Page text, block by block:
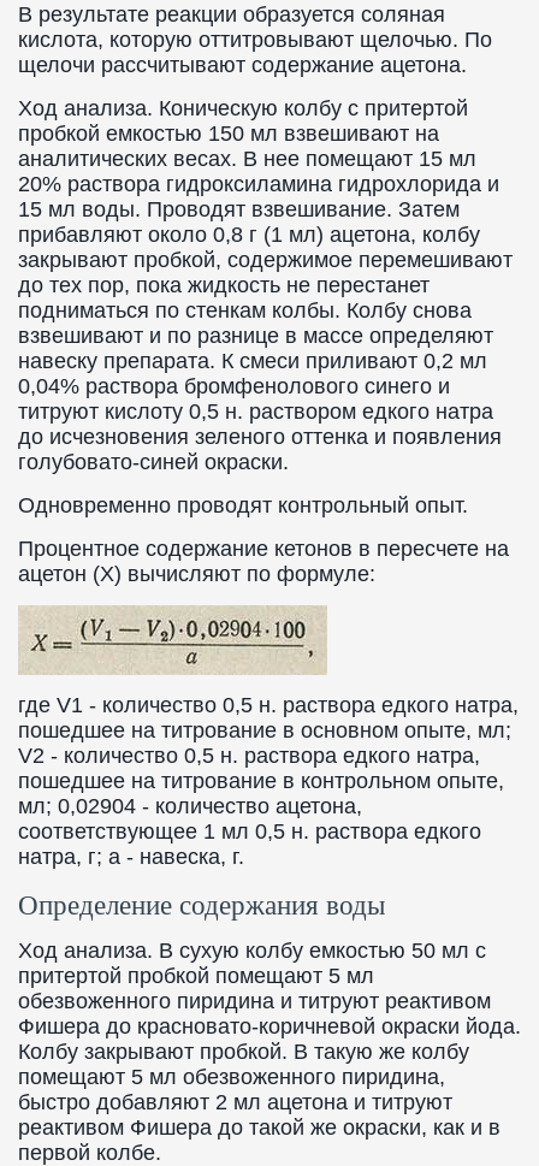
В результате реакции образуется соляная
кислота, которую оттитровывают щелочью. По
щелочи рассчитывают содержание ацетона.
Ход анализа. Коническую колбу с притертой
пробкой емкостью 150 мл взвешивают на
аналитических весах. В нее помещают 15 мл
20% раствора гидроксиламина гидрохлорида и
15 мл воды. Проводят взвешивание. Затем
прибавляют около 0,8 г (1 мл) ацетона, колбу
закрывают пробкой, содержимое перемешивают
до тех пор, пока жидкость не перестанет
подниматься по стенкам колбы. Колбу снова
взвешивают и по разнице в массе определяют
навеску препарата. К смеси приливают 0,2 мл
0,04% раствора бромфенолового синего и
титруют кислоту 0,5 н. раствором едкого натра
до исчезновения зеленого оттенка и появления
голубовато-синей окраски.
Одновременно проводят контрольный опыт.
Процентное содержание кетонов в пересчете на
ацетон (X) вычисляют по формуле:
где V1 - количество 0,5 н. раствора едкого натра,
пошедшее на титрование в основном опыте, мл;
V2 - количество 0,5 н. раствора едкого натра,
пошедшее на титрование в контрольном опыте,
мл; 0,02904 - количество ацетона,
соответствующее 1 мл 0,5 н. раствора едкого
натра, г; а - навеска, г.
Определение содержания воды
Ход анализа. В сухую колбу емкостью 50 мл с
притертой пробкой помещают 5 мл
обезвоженного пиридина и титруют реактивом
Фишера до красновато-коричневой окраски йода.
Колбу закрывают пробкой. В такую же колбу
помещают 5 мл обезвоженного пиридина,
быстро добавляют 2 мл ацетона и титруют
реактивом Фишера до такой же окраски, как и в
первой колбе.